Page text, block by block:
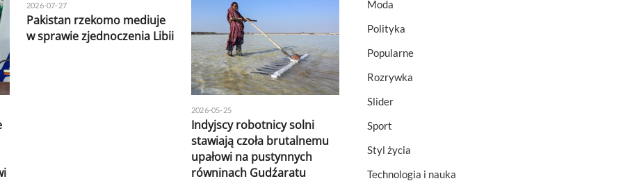
2026-07-27
Pakistan rzekomo mediuje
w sprawie zjednoczenia Libii
2026-05-25
Indyjscy robotnicy solni
stawiają czoła brutalnemu
upałowi na pustynnych
równinach Gudźaratu
Moda
Polityka
Popularne
Rozrywka
Slider
Sport
Styl życia
Technologia i nauka